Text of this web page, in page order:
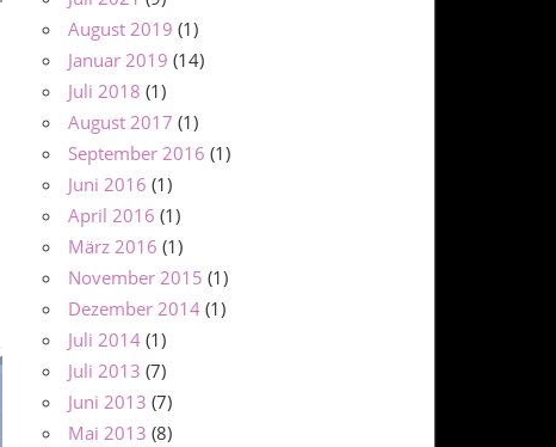
August 2019 (1)
Januar 2019 (14)
Juli 2018 (1)
August 2017 (1)
September 2016 (1)
Juni 2016 (1)
April 2016 (1)
März 2016 (1)
November 2015 (1)
Dezember 2014 (1)
Juli 2014 (1)
Juli 2013 (7)
Juni 2013 (7)
Mai 2013 (8)